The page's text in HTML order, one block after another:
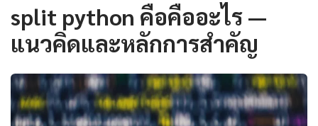
split python คือคืออะไร —
แนวคิดและหลักการสำคัญ